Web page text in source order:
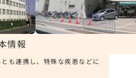
情報
も連携し、特殊な疾患などに